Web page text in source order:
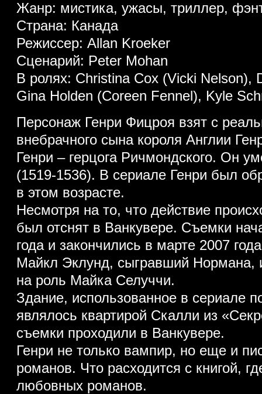
Жанр: мистика, ужасы, триллер,
Страна: Канада
Режиссер: Allan Kroeker
Сценарий: Peter Mohan
В ролях: Christina Cox (Vicki Nelson),
Gina Holden (Coreen Fennel), Kyle
Персонаж Генри Фицроя взят с
внебрачного сына короля Англии
Генри – герцога Ричмондского. Он
(1519-1536). В сериале Генри был
в этом возрасте.
Несмотря на то, что действие
был отснят в Ванкувере. Съемки
года и закончились в марте 2007
Майкл Эклунд, сыгравший Нормана,
на роль Майка Селуччи.
Здание, использованное в сериале
являлось квартирой Скалли из
съемки проходили в Ванкувере.
Генри не только вампир, но еще и
романов. Что расходится с книгой,
любовных романов.